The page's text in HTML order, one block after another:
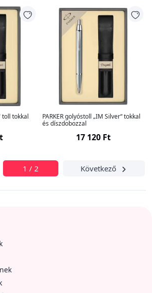
toll tokkal
PARKER golyóstoll „IM Silver“ tokkal
és díszdobozzal
17 120 Ft
1 / 2 Következő